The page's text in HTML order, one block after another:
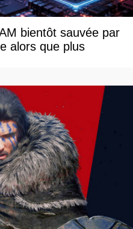
bientôt sauvée par
alors que plus